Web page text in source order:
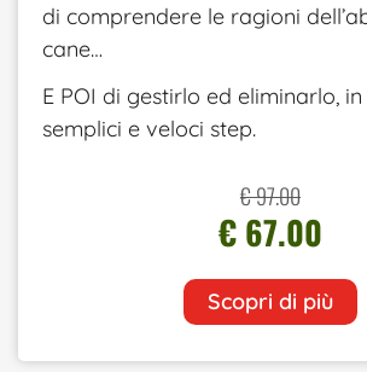
di comprendere le ragioni
cane…
E POI di gestirlo ed eliminarlo,
semplici e veloci step.
€ 97.00
€ 67.00
Scopri di più